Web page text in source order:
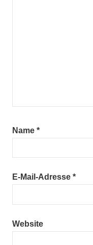
Name *
E-Mail-Adresse *
Website